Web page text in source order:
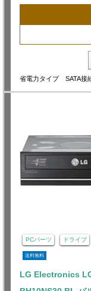
省電力タイプ SATA接
PCパーツ ドライブ
送料無料
LG Electronics